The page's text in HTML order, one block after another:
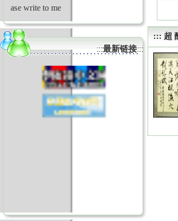
ase write to me
:::最新链接:::
::: 超